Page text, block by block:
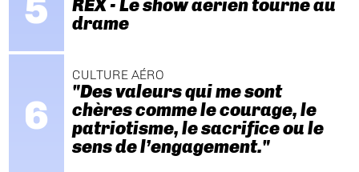
REX - Le show aérien tourne au
drame
CULTURE AÉRO
"Des valeurs qui me sont
chères comme le courage, le
patriotisme, le sacrifice ou le
sens de l’engagement."